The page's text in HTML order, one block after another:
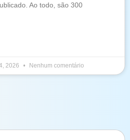
Ao todo, são 300
2026 Nenhum comentário